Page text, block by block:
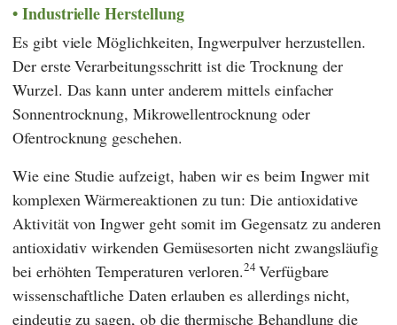
Industrielle Herstellung
Es gibt viele Möglichkeiten, Ingwerpulver herzustellen.
Der erste Verarbeitungsschritt ist die Trocknung der
Wurzel. Das kann unter anderem mittels einfacher
Sonnentrocknung, Mikrowellentrocknung oder
Ofentrocknung geschehen.
Wie eine Studie aufzeigt, haben wir es beim Ingwer mit
komplexen Wärmereaktionen zu tun: Die antioxidative
Aktivität von Ingwer geht somit im Gegensatz zu anderen
antioxidativ wirkenden Gemüsesorten nicht zwangsläufig
bei erhöhten Temperaturen verloren.24 Verfügbare
wissenschaftliche Daten erlauben es allerdings nicht,
eindeutig zu sagen, ob die thermische Behandlung die